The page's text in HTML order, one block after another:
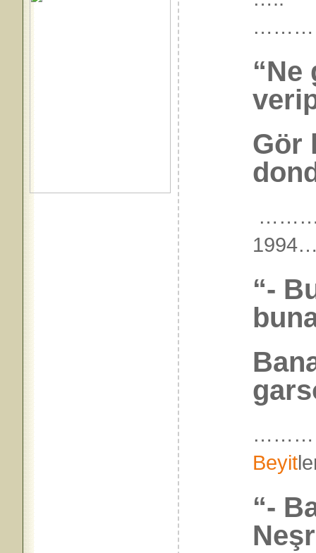
“Ne
Gör
“-
Beyit
“-